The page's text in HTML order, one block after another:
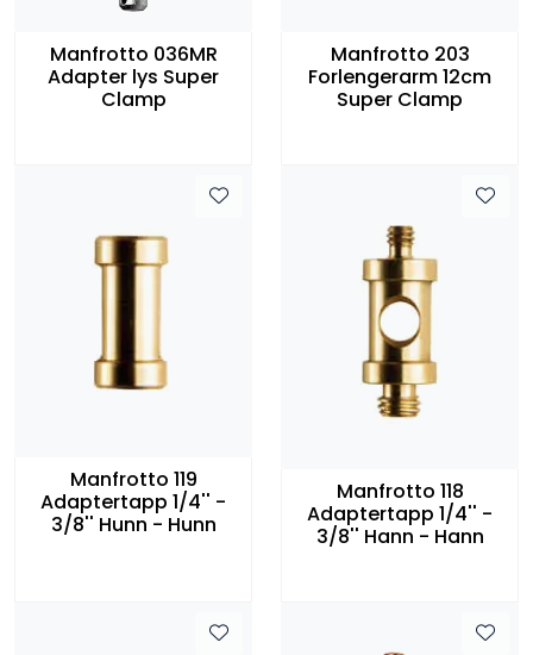
Manfrotto 036MR
Adapter lys Super
Clamp
Manfrotto 203
Forlengerarm 12cm
Super Clamp
Manfrotto 119
Adaptertapp 1/4'' -
3/8'' Hunn - Hunn
Manfrotto 118
Adaptertapp 1/4'' -
3/8'' Hann - Hann